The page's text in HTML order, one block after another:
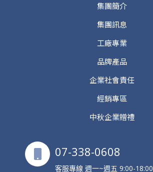
集團簡介
集團訊息
工廠專業
品牌產品
企業社會責任
經銷專區
中秋企業贈禮
07-338-0608
客服專線 週一~週五 9:00-18:00